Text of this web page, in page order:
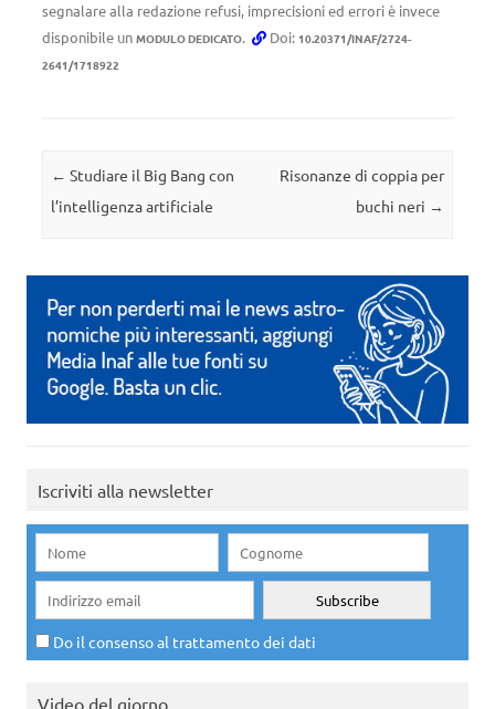
segnalare alla redazione refusi, imprecisioni ed errori è invece
disponibile un MODULO DEDICATO. Doi: 10.20371/INAF/2724-
2641/1718922
Navigazione articolo
← Studiare il Big Bang con
l’intelligenza artificiale
Risonanze di coppia per
buchi neri →
Iscriviti alla newsletter
Do il consenso al trattamento dei dati
Video del giorno